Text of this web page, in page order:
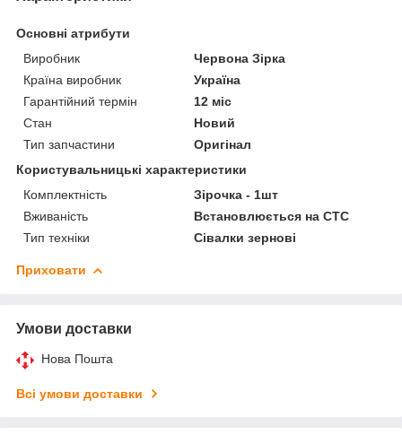
Основні атрибути
Виробник
Червона Зірка
Країна виробник
Україна
Гарантійний термін
12 міс
Стан
Новий
Тип запчастини
Оригінал
Користувальницькі характеристики
Комплектність
Зірочка - 1шт
Вживаність
Встановлюється на СТС
Тип техніки
Сівалки зернові
Приховати
Умови доставки
Нова Пошта
Всі умови доставки